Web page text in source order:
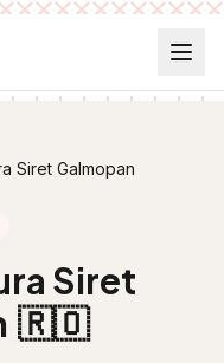
Siret Galmopan
Siret
🇷🇴